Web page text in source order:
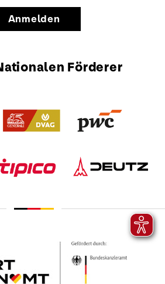
Anmelden
Förderer